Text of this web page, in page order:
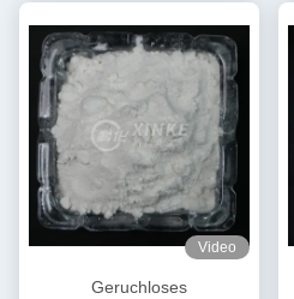
Video
Geruchloses